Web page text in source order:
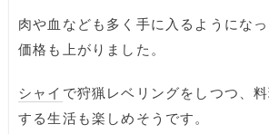
肉や血なども多く手に入るようにな
価格も上がりました。
シャイ で狩猟レベリングをしつつ、
する生活も楽しめそうです。